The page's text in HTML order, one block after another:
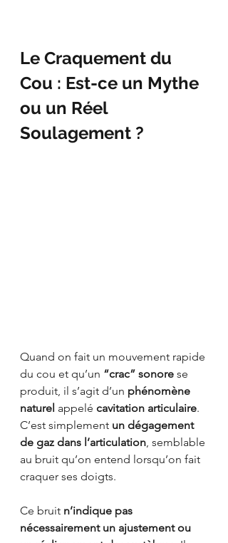
Le Craquement du
Cou : Est-ce un Mythe
ou un Réel
Soulagement ?
Quand on fait un mouvement rapide
du cou et qu’un “crac” sonore se
produit, il s’agit d’un phénomène
naturel appelé cavitation articulaire.
C’est simplement un dégagement
de gaz dans l’articulation, semblable
au bruit qu’on entend lorsqu’on fait
craquer ses doigts.
Ce bruit n’indique pas
nécessairement un ajustement ou